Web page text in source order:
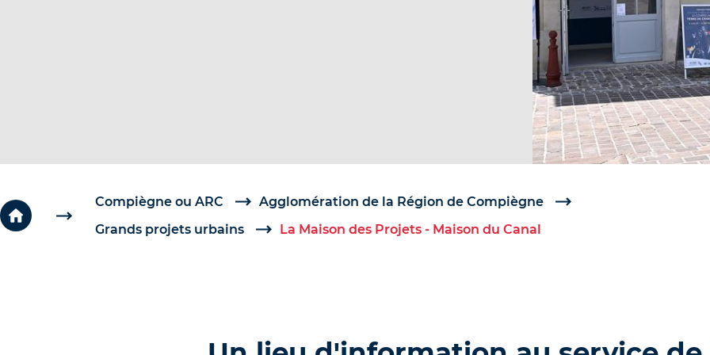
o
n
Compiègne ou ARC
Agglomération de la Région de Compiègne
Grands projets urbains
La Maison des Projets - Maison du Canal